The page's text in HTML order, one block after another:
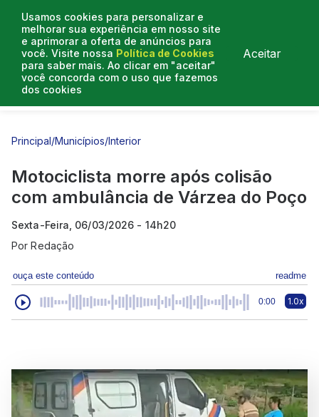
Usamos cookies para personalizar e
melhorar sua experiência em nosso site
e aprimorar a oferta de anúncios para
você. Visite nossa Política de Cookies
para saber mais. Ao clicar em "aceitar"
você concorda com o uso que fazemos
dos cookies
Aceitar
Entrevistas
Principal/Municípios/Interior
Motociclista morre após colisão
com ambulância de Várzea do Poço
Sexta-Feira, 06/03/2026 - 14h20
PorRedação
ouça este conteúdo readme
0:00 1.0x